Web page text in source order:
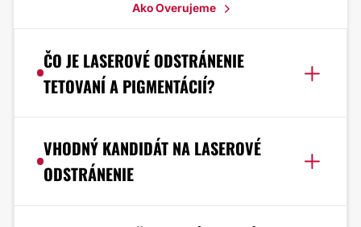
Ako Overujeme
ČO JE LASEROVÉ ODSTRÁNENIE
TETOVANÍ A PIGMENTÁCIÍ?
VHODNÝ KANDIDÁT NA LASEROVÉ
ODSTRÁNENIE